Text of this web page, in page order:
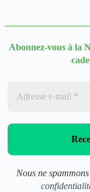
Abonnez-vous à la
Nous ne